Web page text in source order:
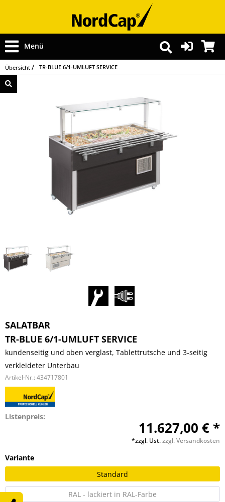
Menü
Übersicht TR-BLUE 6/1-UMLUFT SERVICE
SALATBAR
TR-BLUE 6/1-UMLUFT SERVICE
kundenseitig und oben verglast, Tablettrutsche und 3-seitig
verkleideter Unterbau
Artikel-Nr.: 434717801
Listenpreis:
11.627,00 € *
*zzgl. Ust.zzgl. Versandkosten
Variante
Standard
RAL - lackiert in RAL-Farbe